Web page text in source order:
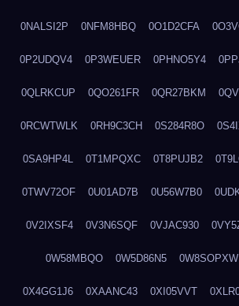
0NALSI2P 0NFM8HBQ 0O1D2CFA
0P2UDQV4 0P3WEUER 0PHNO5Y4
0QLRKCUP 0QO261FR 0QR27BKM
0RCWTWLK 0RH9C3CH 0S284R8O
0SA9HP4L 0T1MPQXC 0T8PUJB2
0TWV72OF 0U01AD7B 0U56W7B0
0V2IXSF4 0V3N6SQF 0VJAC930
0W58MBQO 0W5D86N5 0W8SOPXW
0X4GG1J6 0XAANC43 0XI05VVT